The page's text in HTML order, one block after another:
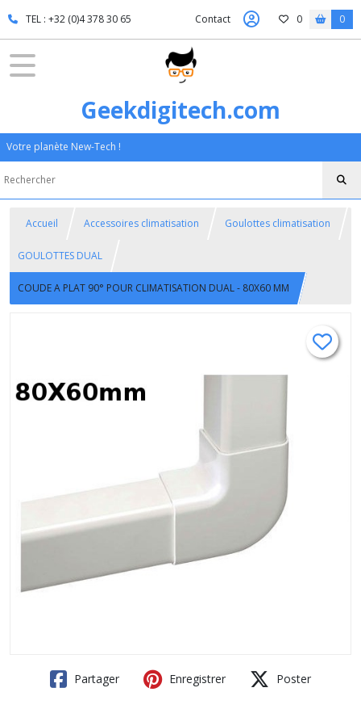
TEL : +32 (0)4 378 30 65 Contact 0 0
Geekdigitech.com
Votre planète New-Tech !
Accueil Accessoires climatisation Goulottes climatisation
GOULOTTES DUAL
COUDE A PLAT 90° POUR CLIMATISATION DUAL - 80X60 MM
Partager Enregistrer Poster